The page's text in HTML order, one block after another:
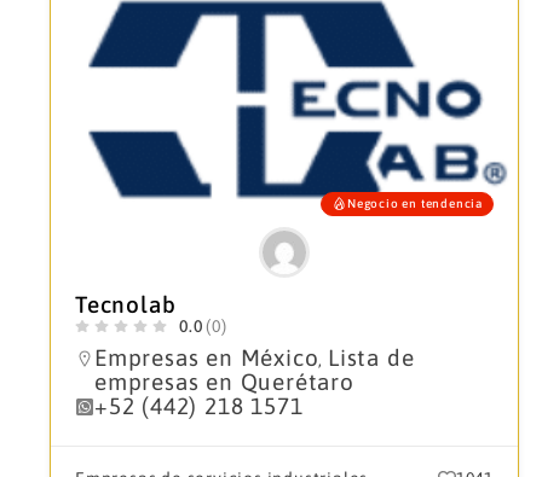
Negocio en tendencia
Tecnolab
0.0 (0)
Empresas en México, Lista de
empresas en Querétaro
+52 (442) 218 1571